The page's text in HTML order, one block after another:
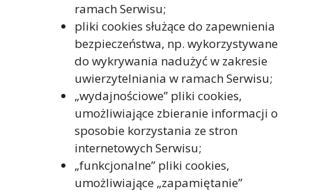
ramach Serwisu;
pliki cookies służące do zapewnienia
bezpieczeństwa, np. wykorzystywane
do wykrywania nadużyć w zakresie
uwierzytelniania w ramach Serwisu;
„wydajnościowe” pliki cookies,
umożliwiające zbieranie informacji o
sposobie korzystania ze stron
internetowych Serwisu;
„funkcjonalne” pliki cookies,
umożliwiające „zapamiętanie”